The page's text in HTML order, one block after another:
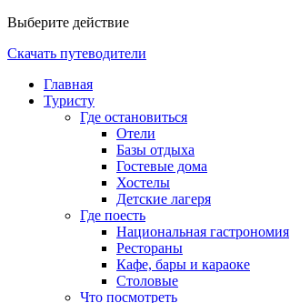
Выберите действие
Скачать путеводители
Главная
Туристу
Где остановиться
Отели
Базы отдыха
Гостевые дома
Хостелы
Детские лагеря
Где поесть
Национальная гастрономия
Рестораны
Кафе, бары и караоке
Столовые
Что посмотреть